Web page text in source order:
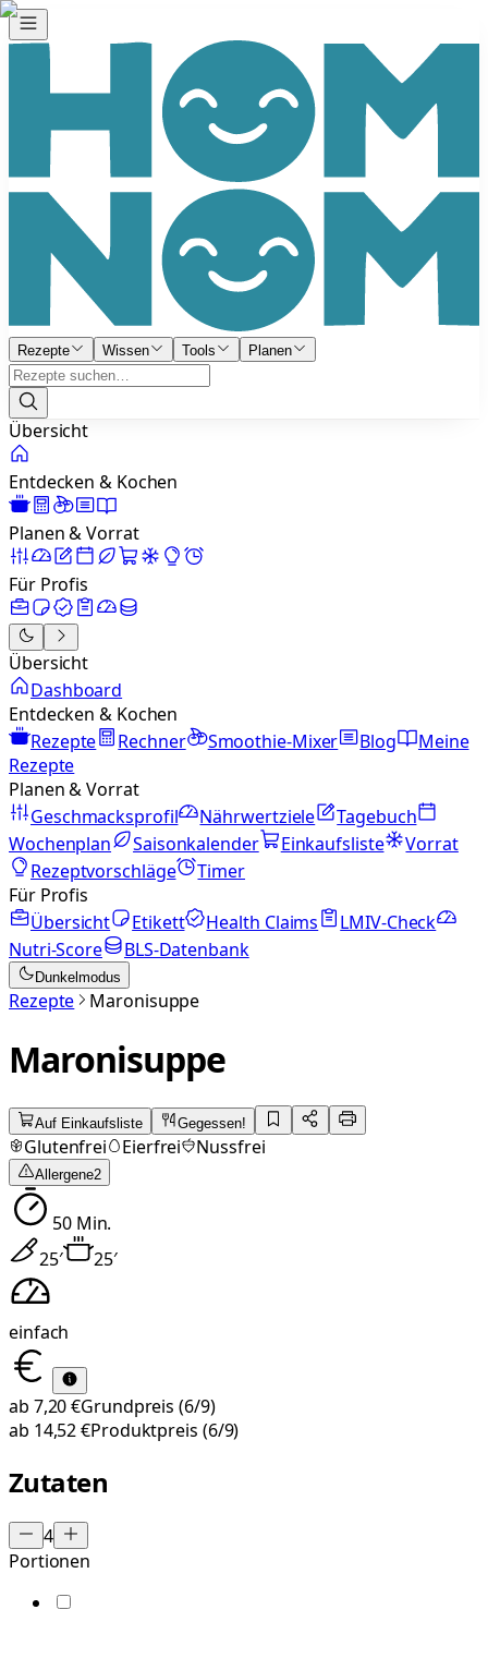
Rezepte Wissen Tools Planen
Übersicht
Entdecken & Kochen
Planen & Vorrat
Für Profis
Übersicht
Dashboard
Entdecken & Kochen
Rezepte
Rechner Smoothie-Mixer Blog
Meine
Rezepte
Planen & Vorrat
Geschmacksprofil
Nährwertziele
Tagebuch
Wochenplan
Saisonkalender Einkaufsliste
Vorrat
Rezeptvorschläge
Timer
Für Profis
Übersicht
Etikett Health Claims
LMIV-Check
Nutri-Score
BLS-Datenbank
Dunkelmodus
Rezepte Maronisuppe
Maronisuppe
Auf Einkaufsliste Gegessen!
Glutenfrei Eierfrei Nussfrei
Allergene2
50Min.
25′ 25′
einfach
ab 7,20 €Grundpreis (6/9)
ab 14,52 €Produktpreis (6/9)
Zutaten
4
Portionen